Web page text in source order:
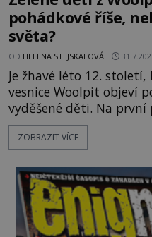
pohádkové říše,
světa?
OD HELENA STEJSKALOVÁ
Je žhavé léto 12.
vesnice Woolpit objeví
vyděšené děti. Na
každé jiné, až na jednu
kůže má nazelenalý
kromě syrových bobů. Příběh se rychle stává
jednou z největších
po téměř devíti stech
ZOBRAZIT VÍCE